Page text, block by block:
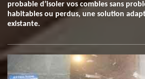
probable d’isoler vos combles sans
habitables ou perdus, une solution
existante.